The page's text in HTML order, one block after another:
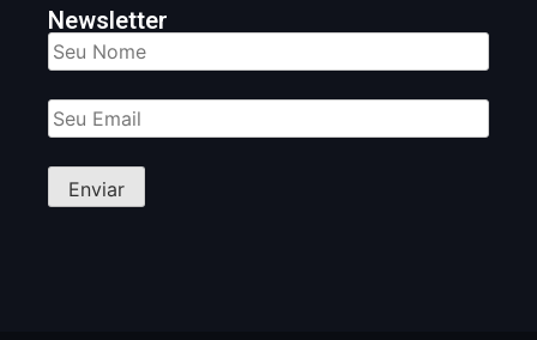
Newsletter